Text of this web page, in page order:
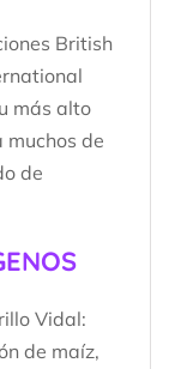
British
más alto
muchos de
de
Vidal:
de maíz,